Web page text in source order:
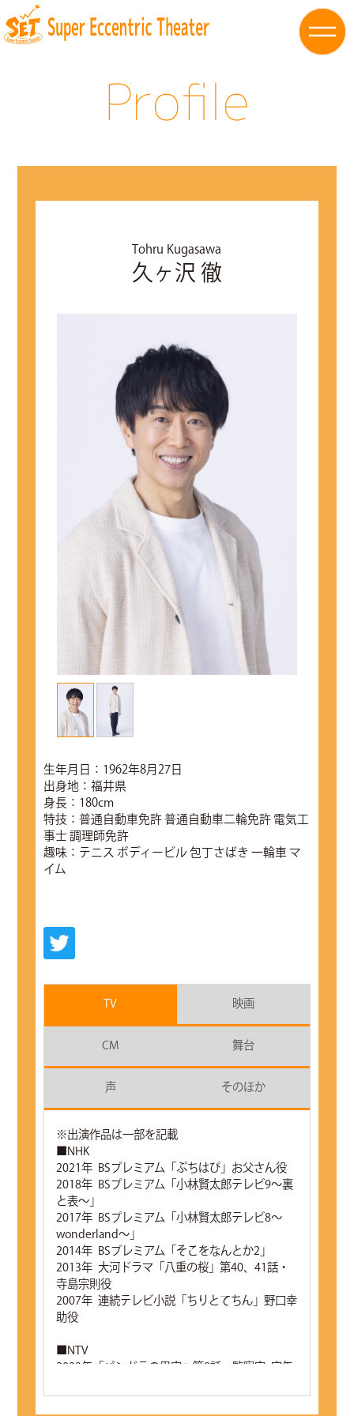
Profile
Tohru Kugasawa
久ヶ沢 徹
生年月日：1962年8月27日
出身地：福井県
身長：180cm
特技：普通自動車免許 普通自動車二輪免許 電気工
事士 調理師免許
趣味：テニス ボディービル 包丁さばき 一輪車 マ
イム
TV 映画
CM 舞台
声 そのほか
※出演作品は一部を記載
■NHK
2021年 BSプレミアム「ぷちはぴ」お父さん役
2018年 BSプレミアム「小林賢太郎テレビ9～裏
と表～」
2017年 BSプレミアム「小林賢太郎テレビ8～
wonderland～」
2014年 BSプレミアム「そこをなんとか2」
2013年 大河ドラマ「八重の桜」第40、41話・
寺島宗則役
2007年 連続テレビ小説「ちりとてちん」野口幸
助役
■NTV
2022年「パンドラの果実」第9話・監察官 守矢
2017年「東京タラレバ娘」第2話・マネージャー